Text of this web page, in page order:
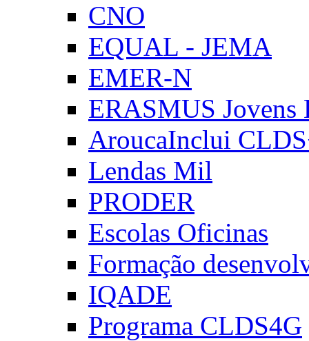
CNO
EQUAL - JEMA
EMER-N
ERASMUS Jovens
AroucaInclui
Lendas Mil
PRODER
Escolas Oficinas
Formação
IQADE
Programa CLDS4G